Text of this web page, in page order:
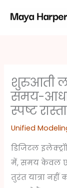
शुरुआती
समय-
स्पष्ट रास्ता
Unified
डिजिटल
में, समय केवल
तुरंत यात्रा नहीं